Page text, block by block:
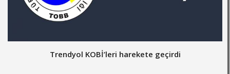
Trendyol KOBİ’leri harekete geçirdi